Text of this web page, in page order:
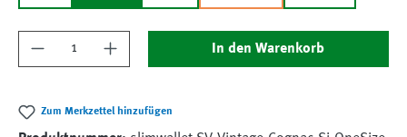
Produkt Anzahl: Gib den gewünschten Wert
In den Warenkorb
Zum Merkzettel hinzufügen